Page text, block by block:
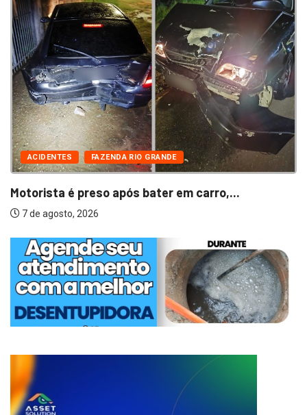
ACIDENTES FAZENDA RIO GRANDE
Motorista é preso após bater em carro,...
7 de agosto, 2026